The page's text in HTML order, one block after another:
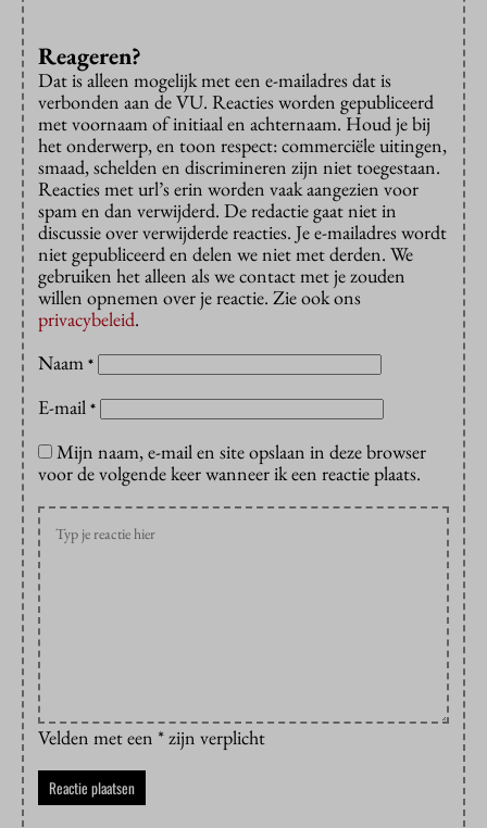
Reageren?
Dat is alleen mogelijk met een e-mailadres dat is
verbonden aan de VU. Reacties worden gepubliceerd
met voornaam of initiaal en achternaam. Houd je bij
het onderwerp, en toon respect: commerciële uitingen,
smaad, schelden en discrimineren zijn niet toegestaan.
Reacties met url’s erin worden vaak aangezien voor
spam en dan verwijderd. De redactie gaat niet in
discussie over verwijderde reacties. Je e-mailadres wordt
niet gepubliceerd en delen we niet met derden. We
gebruiken het alleen als we contact met je zouden
willen opnemen over je reactie. Zie ook ons
privacybeleid.
Naam *
E-mail *
Mijn naam, e-mail en site opslaan in deze browser
voor de volgende keer wanneer ik een reactie plaats.
Velden met een * zijn verplicht